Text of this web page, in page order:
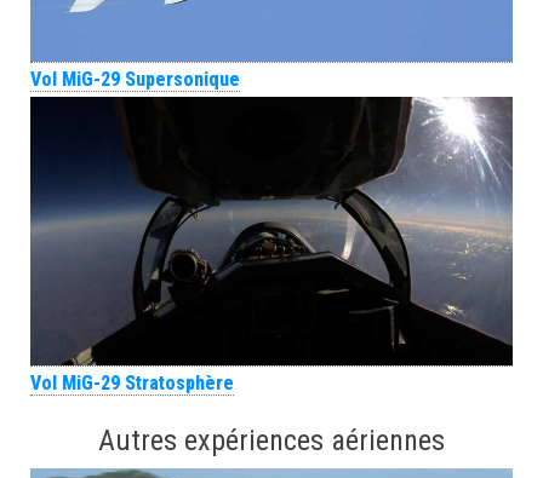
Vol MiG-29 Supersonique
Vol MiG-29 Stratosphère
Autres expériences aériennes